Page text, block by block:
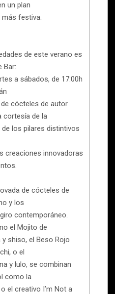
un plan
festiva.
de este verano es
Bar:
a sábados, de 17:00h
cócteles de autor
cortesía de la
los pilares distintivos
creaciones innovadoras
de cócteles de
y los
contemporáneo.
el Mojito de
shiso, el Beso Rojo
o el
y lulo, se combinan
como la
el creativo I’m Not a